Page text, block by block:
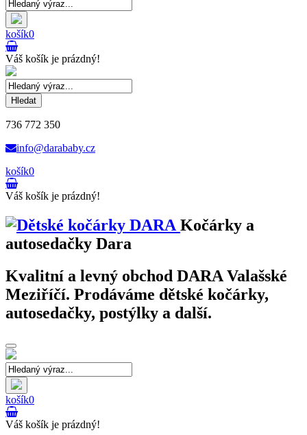
košík0
Váš košík je prázdný!
Hledat
736 772 350
info@darababy.cz
košík0
Váš košík je prázdný!
Kočárky a
autosedačky Dara
Kvalitní a levný obchod DARA Valašské
Meziříčí. Prodáváme dětské kočárky,
autosedačky, postýlky a další.
Toggle
navigation
košík0
Váš košík je prázdný!